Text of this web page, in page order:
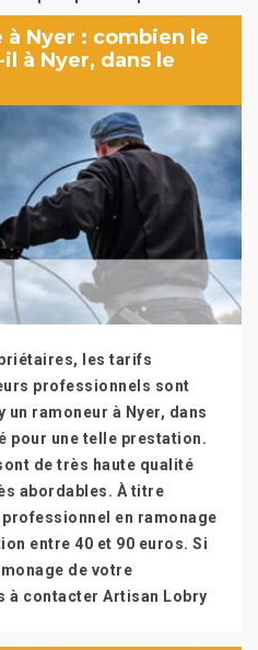
Nyer : combien le
à Nyer, dans le
les tarifs
professionnels sont
ramoneur à Nyer, dans
pour une telle prestation.
de très haute qualité
abordables. À titre
en ramonage
entre 40 et 90 euros. Si
de votre
à contacter Artisan Lobry